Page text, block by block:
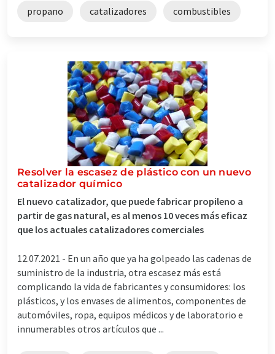
propano catalizadores combustibles
Resolver la escasez de plástico con un nuevo
catalizador químico
El nuevo catalizador, que puede fabricar propileno a
partir de gas natural, es al menos 10 veces más eficaz
que los actuales catalizadores comerciales
12.07.2021 - En un año que ya ha golpeado las cadenas de
suministro de la industria, otra escasez más está
complicando la vida de fabricantes y consumidores: los
plásticos, y los envases de alimentos, componentes de
automóviles, ropa, equipos médicos y de laboratorio e
innumerables otros artículos que ...